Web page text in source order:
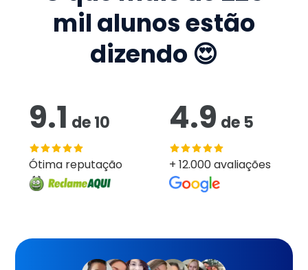
mil alunos estão
dizendo 😍
9.1 de10
Ótima reputação
4.9 de 5
+ 12.000 avaliações